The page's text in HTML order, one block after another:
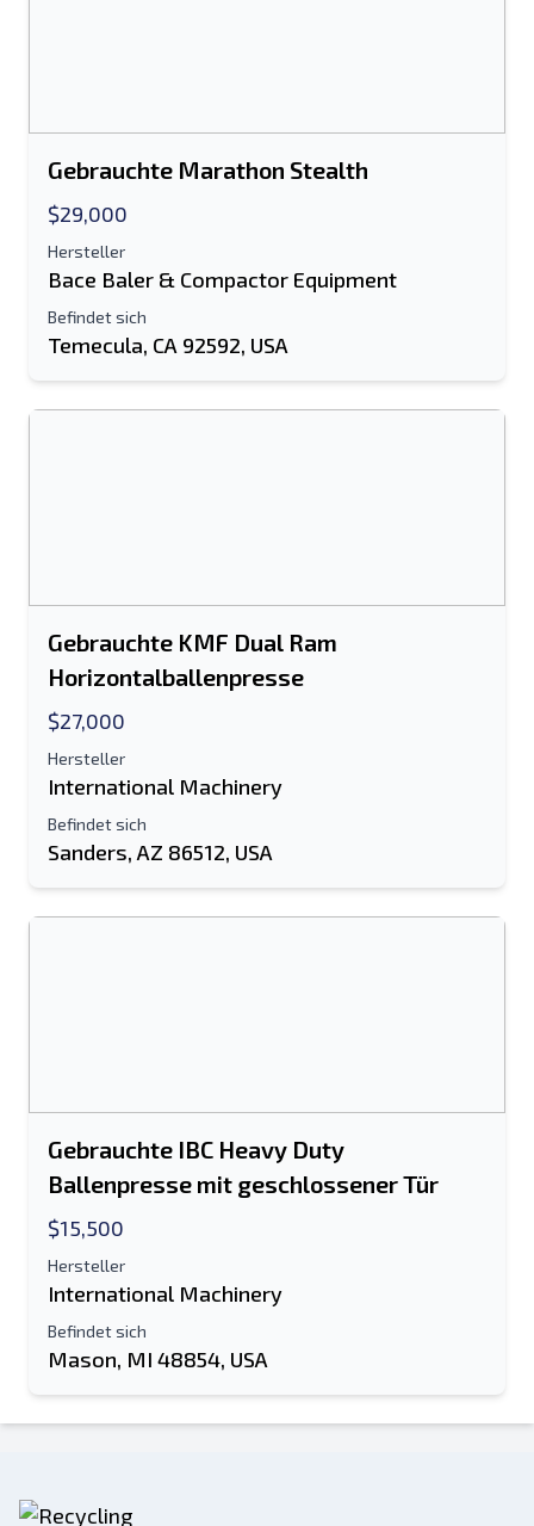
Gebrauchte Marathon Stealth
$29,000
Hersteller
Bace Baler & Compactor Equipment
Befindet sich
Temecula, CA 92592, USA
Gebrauchte KMF Dual Ram
Horizontalballenpresse
$27,000
Hersteller
International Machinery
Befindet sich
Sanders, AZ 86512, USA
Gebrauchte IBC Heavy Duty
Ballenpresse mit geschlossener Tür
$15,500
Hersteller
International Machinery
Befindet sich
Mason, MI 48854, USA
Senden